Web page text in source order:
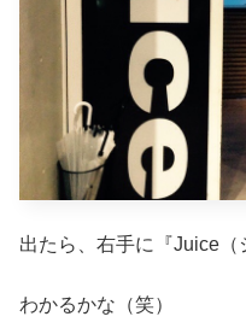
出たら、右手に『Juice（
わかるかな（笑）